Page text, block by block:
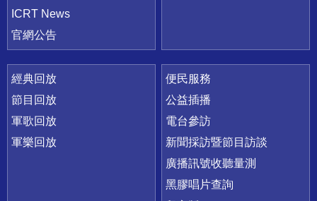
ICRT News
官網公告
經典回放
節目回放
軍歌回放
軍樂回放
便民服務
公益插播
電台參訪
新聞採訪暨節目訪談
廣播訊號收聽量測
黑膠唱片查詢